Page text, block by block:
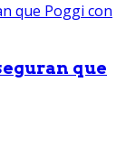
que